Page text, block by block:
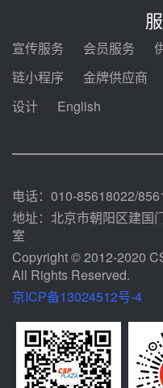
电
采
迪
宣传服务 会员服务
链小程序
金牌供应商
设计
English
电话：010-85618022/
地址：北京市朝阳区建国
室
Copyright © 2012-2020
All Rights Reserved.
京ICP备13024512号-4